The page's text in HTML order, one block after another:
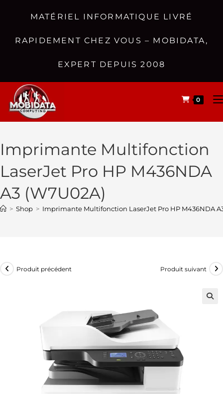
MATÉRIEL INFORMATIQUE LIVRÉ
RAPIDEMENT CHEZ VOUS – MOBIDATA,
EXPERT DEPUIS 2008
0
Imprimante Multifonction
LaserJet Pro HP M436NDA
A3 (W7U02A)
> Shop > Imprimante Multifonction LaserJet Pro HP M436NDA
Produit précédent Produit suivant